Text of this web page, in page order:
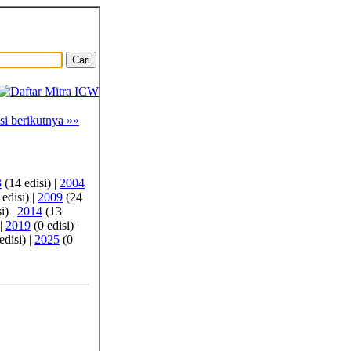
berikutnya »»
(14 edisi) | 2004
| 2009 (24
| 2014 (13
2019 (0 edisi) |
| 2025 (0